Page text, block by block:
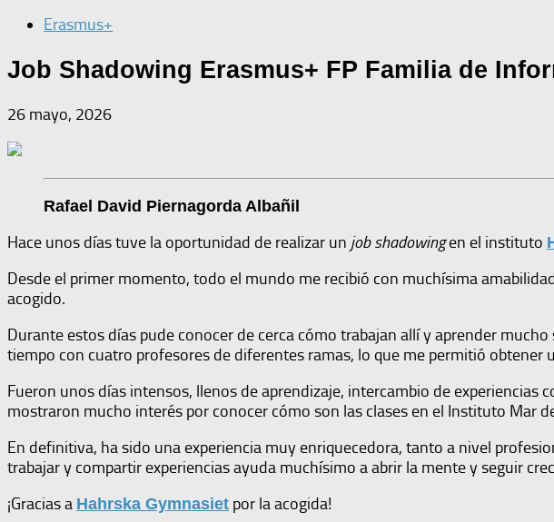
Erasmus+
Job Shadowing Erasmus+ FP Familia de
26 mayo, 2026
Rafael David Piernagorda Albañil
Hace unos días tuve la oportunidad de realizar un job shadowingen el instituto
Desde el primer momento, todo el mundo me recibió con muchísima
acogido.
Durante estos días pude conocer de cerca cómo trabajan allí y aprender
tiempo con cuatro profesores de diferentes ramas, lo que me permitió obtener
Fueron unos días intensos, llenos de aprendizaje, intercambio de
mostraron mucho interés por conocer cómo son las clases en el Instituto Mar
En definitiva, ha sido una experiencia muy enriquecedora, tanto a nivel
trabajar y compartir experiencias ayuda muchísimo a abrir la mente y seguir
¡Gracias a Hahrska Gymnasiet por la acogida!